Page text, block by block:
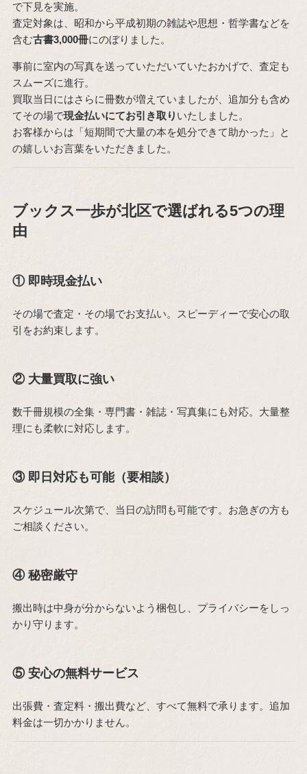
で下見を実施。
査定対象は、昭和から平成初期の雑誌や思想・哲学書などを
含む古書3,000冊にのぼりました。
事前に室内の写真を送っていただいていたおかげで、査定も
スムーズに進行。
買取当日にはさらに冊数が増えていましたが、追加分も含め
てその場で現金払いにてお引き取り いたしました。
お客様からは「短期間で大量の本を処分できて助かった」と
の嬉しいお言葉をいただきました。
ブックス一歩が北区で選ばれる5つの理
由
① 即時現金払い
その場で査定・その場でお支払い。スピーディーで安心の取
引をお約束します。
② 大量買取に強い
数千冊規模の全集・専門書・雑誌・写真集にも対応。大量整
理にも柔軟に対応します。
③ 即日対応も可能（要相談）
スケジュール次第で、当日の訪問も可能です。お急ぎの方も
ご相談ください。
④ 秘密厳守
搬出時は中身が分からないよう梱包し、プライバシーをしっ
かり守ります。
⑤ 安心の無料サービス
出張費・査定料・搬出費など、すべて無料で承ります。追加
料金は一切かかりません。